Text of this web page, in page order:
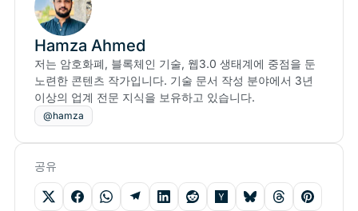
Hamza Ahmed
저는 암호화폐, 블록체인 기술, 웹3.0 생태계에 중점을 둔
노련한 콘텐츠 작가입니다. 기술 문서 작성 분야에서 3년
이상의 업계 전문 지식을 보유하고 있습니다.
@hamza
공유